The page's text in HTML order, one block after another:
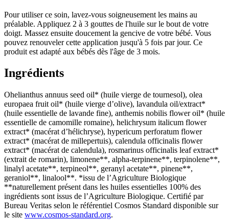
Pour utiliser ce soin, lavez-vous soigneusement les mains au
préalable. Appliquez 2 à 3 gouttes de l'huile sur le bout de votre
doigt. Massez ensuite doucement la gencive de votre bébé. Vous
pouvez renouveler cette application jusqu'à 5 fois par jour. Ce
produit est adapté aux bébés dès l'âge de 3 mois.
Ingrédients
Ohelianthus annuus seed oil* (huile vierge de tournesol), olea
europaea fruit oil* (huile vierge d’olive), lavandula oil/extract*
(huile essentielle de lavande fine), anthemis nobilis flower oil* (huile
essentielle de camomille romaine), helichrysum italicum flower
extract* (macérat d’hélichryse), hypericum perforatum flower
extract* (macérat de millepertuis), calendula officinalis flower
extract* (macérat de calendula), rosmarinus officinalis leaf extract*
(extrait de romarin), limonene**, alpha-terpinene**, terpinolene**,
linalyl acetate**, terpineol**, geranyl acetate**, pinene**,
geraniol**, linalool**. *issu de l’Agriculture Biologique
**naturellement présent dans les huiles essentielles 100% des
ingrédients sont issus de l’Agriculture Biologique. Certifié par
Bureau Veritas selon le référentiel Cosmos Standard disponible sur
le site www.cosmos-standard.org.